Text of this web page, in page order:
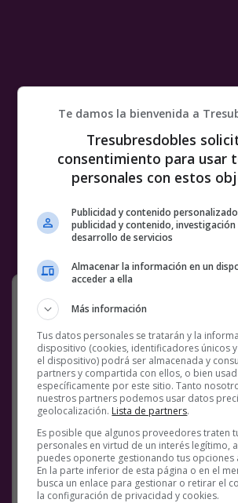
desenmascarados
Te damos la bienvenida a
Tresubresdobles
consentimiento para usar
personales con estos
Publicidad y contenido
publicidad y contenido, investigación
desarrollo de servicios
Almacenar la información en un
acceder a ella
Más información
Tus datos personales se tratarán y la
dispositivo (cookies, identificadores únicos
el dispositivo) podrá ser almacenada y
partners y compartida con ellos, o bien
específicamente por este sitio. Tanto
nuestros partners podemos usar datos
geolocalización. Lista de partners.
Es posible que algunos proveedores traten
personales en virtud de un interés legítimo,
puedes oponerte gestionando tus opciones
En la parte inferior de esta página o en el
busca un enlace para gestionar o retirar el
la configuración de privacidad y cookies.